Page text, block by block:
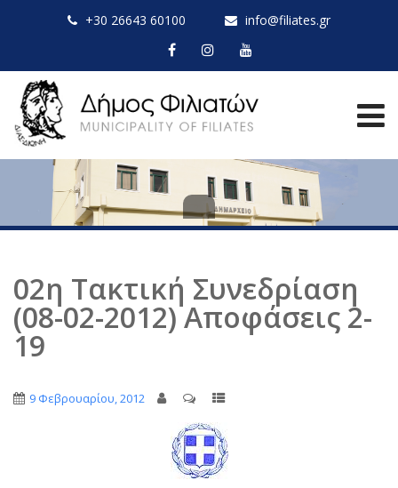
+30 26643 60100 info@filiates.gr
02η Τακτική Συνεδρίαση
(08-02-2012) Αποφάσεις 2-
19
9 Φεβρουαρίου, 2012